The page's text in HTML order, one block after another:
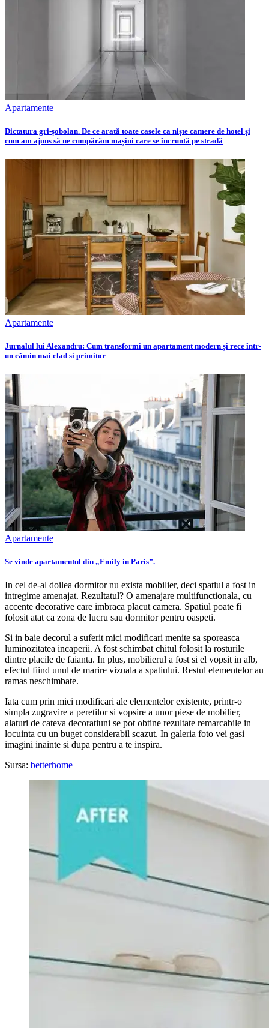
Apartamente
Dictatura gri-șobolan. De ce arată toate casele ca niște camere de hotel și
cum am ajuns să ne cumpărăm mașini care se încruntă pe stradă
Apartamente
Jurnalul lui Alexandru: Cum transformi un apartament modern și rece într-
un cămin mai clad si primitor
Apartamente
Se vinde apartamentul din „Emily in Paris”.
In cel de-al doilea dormitor nu exista mobilier, deci spatiul a fost in
intregime amenajat. Rezultatul? O amenajare multifunctionala, cu
accente decorative care imbraca placut camera. Spatiul poate fi
folosit atat ca zona de lucru sau dormitor pentru oaspeti.
Si in baie decorul a suferit mici modificari menite sa sporeasca
luminozitatea incaperii. A fost schimbat chitul folosit la rosturile
dintre placile de faianta. In plus, mobilierul a fost si el vopsit in alb,
efectul fiind unul de marire vizuala a spatiului. Restul elementelor au
ramas neschimbate.
Iata cum prin mici modificari ale elementelor existente, printr-o
simpla zugravire a peretilor si vopsire a unor piese de mobilier,
alaturi de cateva decoratiuni se pot obtine rezultate remarcabile in
locuinta cu un buget considerabil scazut. In galeria foto vei gasi
imagini inainte si dupa pentru a te inspira.
Sursa: betterhome